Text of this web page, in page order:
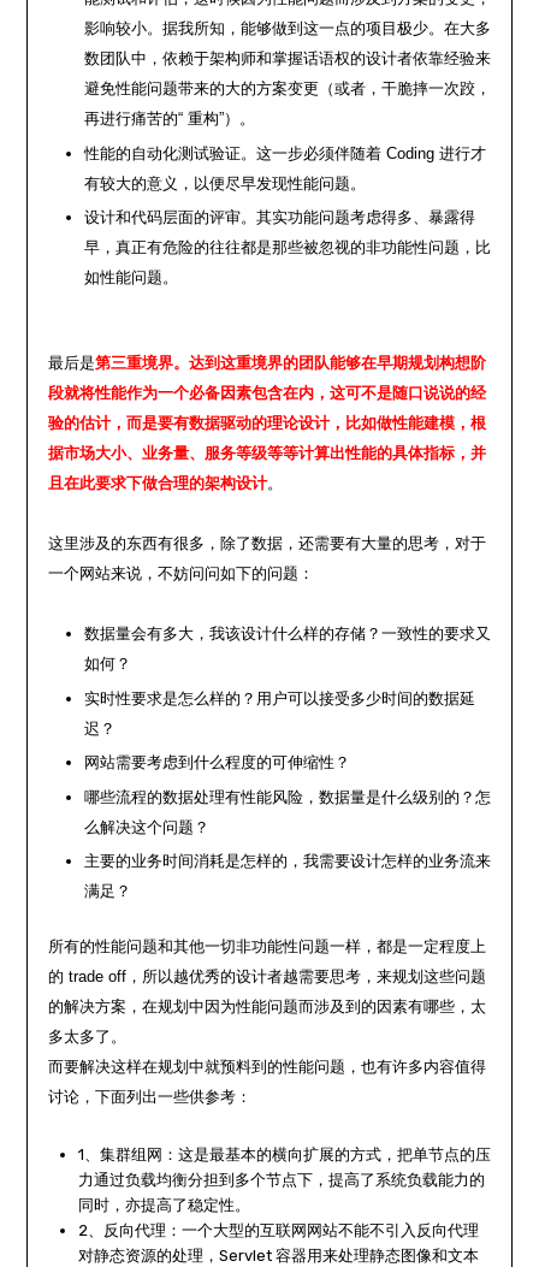
影响较小。据我所知，能够做到这一点的项目极少。在大多
数团队中，依赖于架构师和掌握话语权的设计者依靠经验来
避免性能问题带来的大的方案变更（或者，干脆摔一次跤，
再进行痛苦的“ 重构”）。
性能的自动化测试验证。这一步必须伴随着 Coding 进行才
有较大的意义，以便尽早发现性能问题。
设计和代码层面的评审。 其实功能问题考虑得多、暴露得
早，真正有危险的往往都是那些被忽视的非功能性问题 ，比
如性能问题。
最后是第三重境界。达到这重境界的团队能够在早期规划构想阶
段就将性能作为一个必备因素包含在内，这可不是随口说说的经
验的估计，而是要有数据驱动的理论设计，比如做性能建模，根
据市场大小、业务量、服务等级等等计算出性能的具体指标，并
且在此要求下做合理的架构设计。
这里涉及的东西有很多，除了数据，还需要有大量的思考，对于
一个网站来说，不妨问问如下的问题：
数据量会有多大，我该设计什么样的存储？一致性的要求又
如何？
实时性要求是怎么样的？用户可以接受多少时间的数据延
迟？
网站需要考虑到什么程度的可伸缩性？
哪些流程的数据处理有性能风险，数据量是什么级别的？怎
么解决这个问题？
主要的业务时间消耗是怎样的，我需要设计怎样的业务流来
满足？
所有的性能问题和其他一切非功能性问题一样，都是一定程度上
的 trade off，所以越优秀的设计者越需要思考，来规划这些问题
的解决方案，在规划中因为性能问题而涉及到的因素有哪些，太
多太多了。
而要解决这样在规划中就预料到的性能问题，也有许多内容值得
讨论，下面列出一些供参考：
1、集群组网：这是最基本的横向扩展的方式，把单节点的压
力通过负载均衡分担到多个节点下，提高了系统负载能力的
同时，亦提高了稳定性。
2、反向代理：一个大型的互联网网站不能不引入反向代理
对静态资源的处理，Servlet 容器用来处理静态图像和文本